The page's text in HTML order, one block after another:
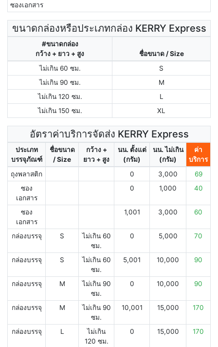
ซองเอกสาร
ขนาดกล่องหรือประเภทกล่อง KERRY Express
#ขนาดกล่อง
กว้าง + ยาว + สูง
ชื่อขนาด / Size
ไม่เกิน 60 ซม.
S
ไม่เกิน 90 ซม.
M
ไม่เกิน 120 ซม.
L
ไม่เกิน 150 ซม.
XL
อัตราค่าบริการจัดส่ง KERRY Express
ประเภท
บรรจุภัณฑ์
ชื่อขนาด
/ Size
กว้าง +
ยาว + สูง
นน. ตั้งแต่
(กรัม)
นน. ไม่เกิน
(กรัม)
ค่า
บริการ
ถุงพลาสติก
0 3,000
69
ซอง
เอกสาร
0 1,000 40
ซอง
เอกสาร
1,001 3,000 60
กล่องบรรจุ S
ไม่เกิน 60
ซม.
0 5,000 70
กล่องบรรจุ S
ไม่เกิน 60
ซม.
5,001 10,000 90
กล่องบรรจุ M
ไม่เกิน 90
ซม.
0 10,000 90
กล่องบรรจุ M
ไม่เกิน 90
ซม.
10,001 15,000 170
กล่องบรรจุ L
ไม่เกิน
120 ซม.
0 15,000 170